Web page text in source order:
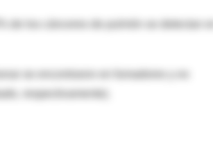
se encontraron en fumadores y ex